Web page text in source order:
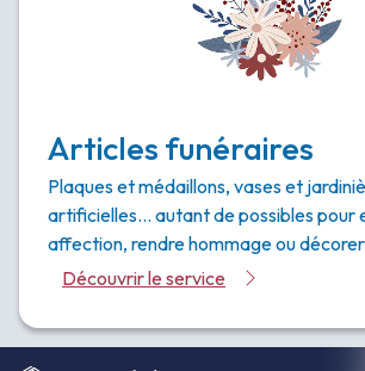
Articles funéraires
Plaques et médaillons, vases et
artificielles… autant de possibles pour
affection, rendre hommage ou
Découvrir le service